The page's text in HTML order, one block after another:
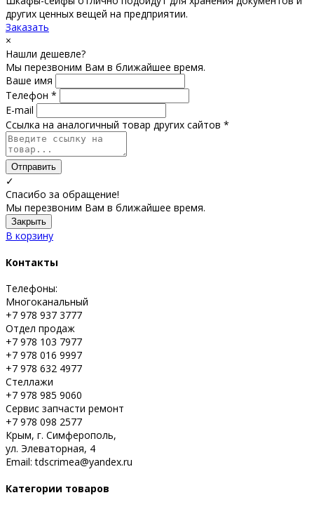
других ценных вещей на предприятии.
Заказать
×
Нашли дешевле?
Мы перезвоним Вам в ближайшее время.
Ваше имя
Телефон *
E-mail
Ссылка на аналогичный товар других сайтов *
Отправить
✓
Спасибо за обращение!
Мы перезвоним Вам в ближайшее время.
Закрыть
В корзину
Контакты
Телефоны:
Многоканальный
+7 978 937 3777
Отдел продаж
+7 978 103 7977
+7 978 016 9997
+7 978 632 4977
Стеллажи
+7 978 985 9060
Сервис запчасти ремонт
+7 978 098 2577
Крым, г. Симферополь,
ул. Элеваторная, 4
Email: tdscrimea@yandex.ru
Категории товаров